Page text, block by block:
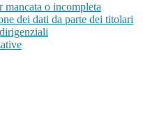
mancata o incompleta
dei dati da parte dei titolari